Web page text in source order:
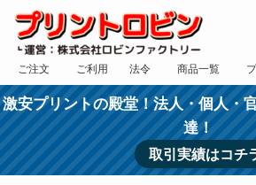
ご注文
フォーム
ご利用
規約
法令
表記
商品一覧
カテゴリー
激安プリントの殿堂！法人・個人・
達！
取引実績はコチ